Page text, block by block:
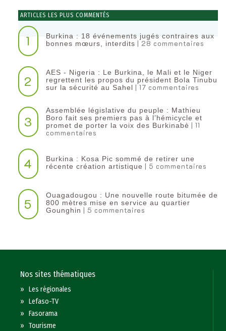
ARTICLES LES PLUS COMMENTÉS
1
Burkina : 18 événements jugés contraires aux
bonnes mœurs, interdits | 28 commentaires
2
AES - Nigeria : Le Burkina, le Mali et le Niger
regrettent les propos du président Bola Tinubu
sur la sécurité au Sahel | 17 commentaires
3
Assemblée législative du peuple : Mathieu
Boro fait ses premiers pas à l’hémicycle et
promet de porter la voix des Burkinabè | 11
commentaires
4
Burkina : Kosa Pic sommé de retirer une
récente création artistique | 5 commentaires
5
Ouagadougou : Une nouvelle route bitumée de
800 mètres mise en service au quartier
Gounghin | 5 commentaires
Nos sites thématiques
»Les régionales
»Lefaso-TV
»Fasorama
»Tourisme